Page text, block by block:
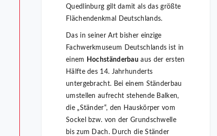
Quedlinburg gilt damit als das größte
Flächendenkmal Deutschlands.
Das in seiner Art bisher einzige
Fachwerkmuseum Deutschlands ist in
einem
Hochständerbau aus der ersten
Hälfte des 14. Jahrhunderts
untergebracht. Bei einem Ständerbau
umstellen aufrecht stehende Balken,
die „Ständer“, den Hauskörper vom
Sockel bzw. von der Grundschwelle
bis zum Dach. Durch die Ständer